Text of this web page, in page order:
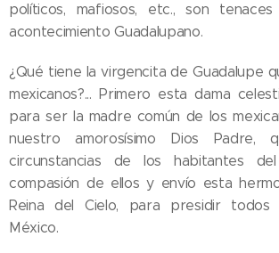
políticos, mafiosos, etc., son
acontecimiento Guadalupano.
¿Qué tiene la virgencita de Guadalupe
mexicanos?... Primero esta dama
para ser la madre común de los
nuestro amorosísimo Dios Padre,
circunstancias de los habitantes
compasión de ellos y envío esta
Reina del Cielo, para presidir
México.